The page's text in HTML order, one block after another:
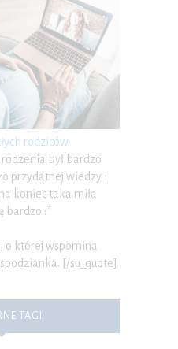
rodziców
był bardzo
przydatnej wiedzy i
koniec taka miła
bardzo :*
o której wspomina
[/su_quote]
TAGI: